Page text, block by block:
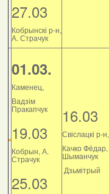
27.03
Кобрынскі р-н,
А. Страчук
01.03.
Каменец,
Вадзім
Пракапчук
19.03
Кобрын, А.
Страчук
25.03
16.03
Свіслацкі р-н,
Качко Фёдар,
Шыманчук
Дзьмітрый